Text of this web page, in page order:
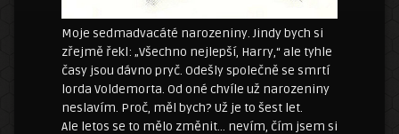
Moje sedmadvacáté narozeniny. Jindy bych si
zřejmě řekl: „Všechno nejlepší, Harry,“ ale tyhle
časy jsou dávno pryč. Odešly společně se smrtí
lorda Voldemorta. Od oné chvíle už narozeniny
neslavím. Proč, měl bych? Už je to šest let.
Ale letos se to mělo změnit… nevím, čím jsem si